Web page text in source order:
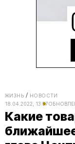
ЖИЗНЬ
НОВОСТИ
18.04.2022, 13:57
Какие